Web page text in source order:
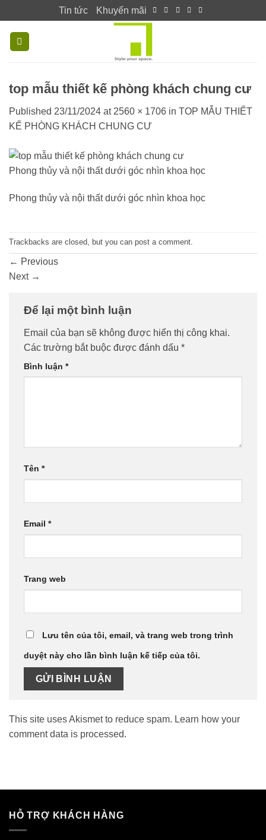
to
content
Tin tức Khuyến mãi
top mẫu thiết kế phòng khách chung cư
Published 23/11/2024 at 2560 × 1706 in TOP MẪU THIẾT
KẾ PHÒNG KHÁCH CHUNG CƯ
Phong thủy và nội thất dưới góc nhìn khoa học
Phong thủy và nội thất dưới góc nhìn khoa học
Trackbacks are closed, but you can post a comment.
← Previous
Next →
Để lại một bình luận
Email của bạn sẽ không được hiển thị công khai.
Các trường bắt buộc được đánh dấu *
Bình luận *
Tên *
Email *
Trang web
Lưu tên của tôi, email, và trang web trong trình
duyệt này cho lần bình luận kế tiếp của tôi.
This site uses Akismet to reduce spam. Learn how your
comment data is processed.
HỖ TRỢ KHÁCH HÀNG